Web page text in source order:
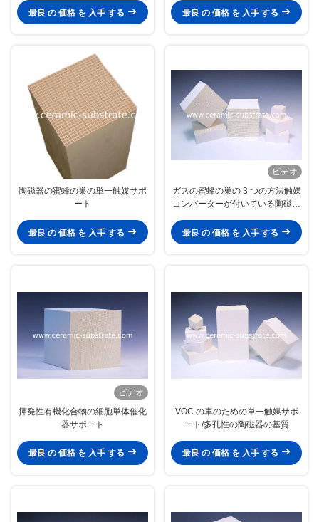
最良 の 価格 を 入手 する 最良 の 価格 を 入手 する
陶磁器の蜜蜂の巣の単一触媒サポ
ート
最良 の 価格 を 入手 する
ビデオ
ガスの蜜蜂の巣の 3 つの方法触媒
コンバーターが付いている陶磁器
最良 の 価格 を 入手 する
ビデオ
揮発性有機化合物の細胞単体催化
器サポート
最良 の 価格 を 入手 する
VOC の車のための単一触媒サポ
ート/多孔性の陶磁器の基質
最良 の 価格 を 入手 する